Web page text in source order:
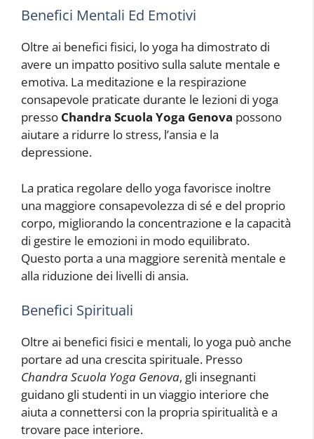
Benefici Mentali Ed Emotivi
Oltre ai benefici fisici, lo yoga ha dimostrato di
avere un impatto positivo sulla salute mentale e
emotiva. La meditazione e la respirazione
consapevole praticate durante le lezioni di yoga
presso Chandra Scuola Yoga Genova possono
aiutare a ridurre lo stress, l’ansia e la
depressione.
La pratica regolare dello yoga favorisce inoltre
una maggiore consapevolezza di sé e del proprio
corpo, migliorando la concentrazione e la capacità
di gestire le emozioni in modo equilibrato.
Questo porta a una maggiore serenità mentale e
alla riduzione dei livelli di ansia.
Benefici Spirituali
Oltre ai benefici fisici e mentali, lo yoga può anche
portare ad una crescita spirituale. Presso
Chandra Scuola Yoga Genova, gli insegnanti
guidano gli studenti in un viaggio interiore che
aiuta a connettersi con la propria spiritualità e a
trovare pace interiore.